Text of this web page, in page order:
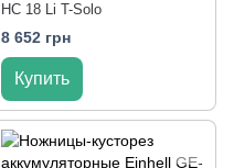
HC 18 Li T-Solo
8 652 грн
Купить